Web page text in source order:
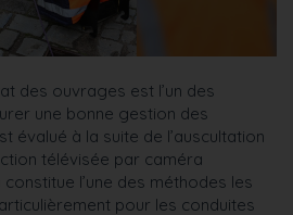
des ouvrages est l’un des
une bonne gestion des
évalué à la suite de l’auscultation
télévisée par caméra
l’une des méthodes les
pour les conduites